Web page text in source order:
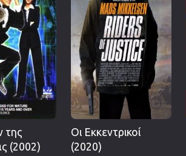
της
(2002)
Οι Εκκεντρικοί
(2020)